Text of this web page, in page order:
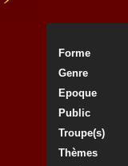
Forme
Genre
Epoque
Public
Troupe(s)
Thèmes